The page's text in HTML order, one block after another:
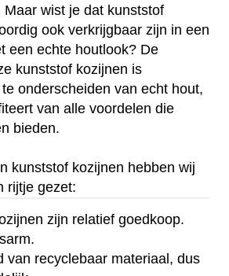
wist je dat kunststof
ook verkrijgbaar zijn in een
een echte houtlook? De
kunststof kozijnen is
onderscheiden van echt hout,
van alle voordelen die
bieden.
kunststof kozijnen hebben wij
rijtje gezet:
zijn relatief goedkoop.
van recyclebaar materiaal, dus